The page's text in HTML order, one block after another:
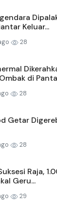
Keluar...
28
di
28
Getar
28
Raja,
Geru...
29